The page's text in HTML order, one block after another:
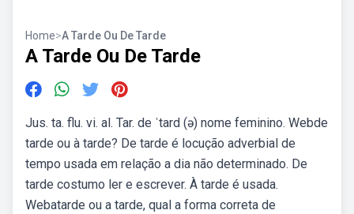
Home>A Tarde Ou De Tarde
A Tarde Ou De Tarde
Jus. ta. flu. vi. al. Tar. de ˈtard (ə) nome feminino. Webde
tarde ou à tarde? De tarde é locução adverbial de
tempo usada em relação a dia não determinado. De
tarde costumo ler e escrever. À tarde é usada.
Webatarde ou a tarde, qual a forma correta de